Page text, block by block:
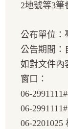
2地號等3筆
公布單位：
公告期間：
如對文件內
窗口：
06-
06-
06-